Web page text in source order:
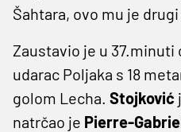
Šahtara, ovo mu je
Zaustavio je u 37.minuti
udarac Poljaka s 18
golom Lecha. Stojković
natrčao je Pierre-